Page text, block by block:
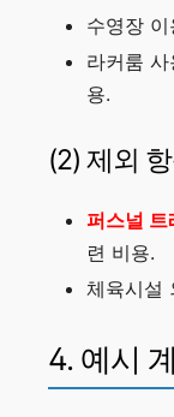
수영장 이
라커룸
용.
(2) 제외
퍼스널
련 비용.
체육시설
4. 예시